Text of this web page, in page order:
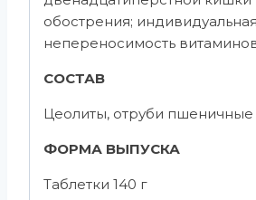
обострения; индивидуальная
непереносимость
СОСТАВ
Цеолиты, отруби
ФОРМА ВЫПУСКА
Таблетки 140 г